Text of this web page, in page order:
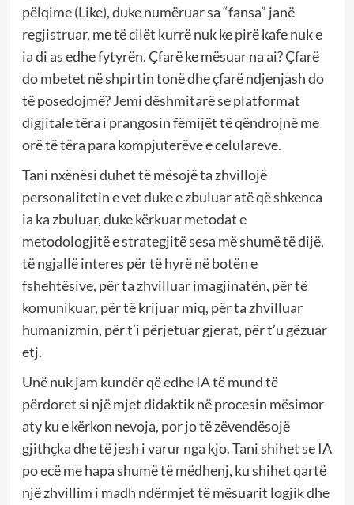
pëlqime (Like), duke numëruar sa “fansa” janë
regjistruar, me të cilët kurrë nuk ke pirë kafe nuk e
ia di as edhe fytyrën. Çfarë ke mësuar na ai? Çfarë
do mbetet në shpirtin tonë dhe çfarë ndjenjash do
të posedojmë? Jemi dëshmitarë se platformat
digjitale tëra i prangosin fëmijët të qëndrojnë me
orë të tëra para kompjuterëve e celulareve.
Tani nxënësi duhet të mësojë ta zhvillojë
personalitetin e vet duke e zbuluar atë që shkenca
ia ka zbuluar, duke kërkuar metodat e
metodologjitë e strategjitë sesa më shumë të dijë,
të ngjallë interes për të hyrë në botën e
fshehtësive, për ta zhvilluar imagjinatën, për të
komunikuar, për të krijuar miq, për ta zhvilluar
humanizmin, për t’i përjetuar gjerat, për t’u gëzuar
etj.
Unë nuk jam kundër që edhe IA të mund të
përdoret si një mjet didaktik në procesin mësimor
aty ku e kërkon nevoja, por jo të zëvendësojë
gjithçka dhe të jesh i varur nga kjo. Tani shihet se IA
po ecë me hapa shumë të mëdhenj, ku shihet qartë
një zhvillim i madh ndërmjet të mësuarit logjik dhe